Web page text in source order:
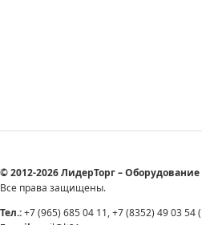
© 2012-2026 ЛидерТорг –
Все права защищены.
Тел.:+7 (965) 685 04 11, +7 (8352) 49 03 54